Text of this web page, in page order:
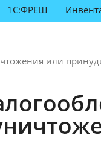
1С:ФРЕШ
или